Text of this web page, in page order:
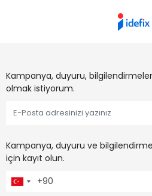
Kampanya, duyuru,
olmak istiyorum.
Kampanya, duyuru ve
için kayıt olun.